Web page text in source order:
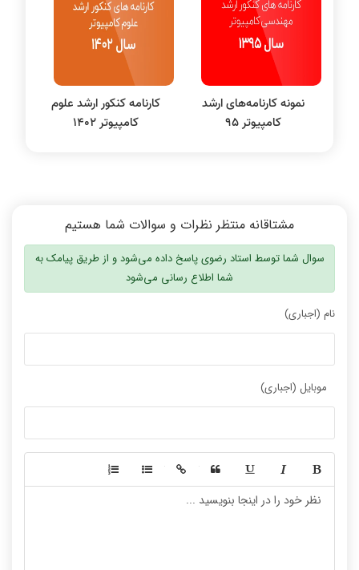
نظریه زبانها
سیگنال و سیستمها
نمونه کارنامه‌های ارشد
کامپیوتر 95
کارنامه کنکور ارشد علوم
کامپیوتر 1402
مشتاقانه منتظر نظرات و سوالات شما هستیم
سوال شما توسط استاد رضوی پاسخ داده می‌شود و از طریق پیامک به
شما اطلاع رسانی می‌شود
نام (اجباری)
موبایل (اجباری)
-
-
-
-